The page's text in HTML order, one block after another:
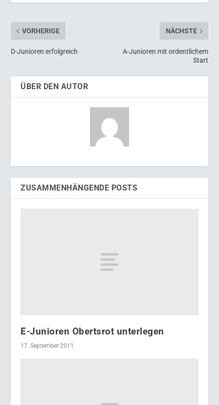
VORHERIGE
D-Junioren erfolgreich
NÄCHSTE
A-Junioren mit ordentlichem
Start
ÜBER DEN AUTOR
ZUSAMMENHÄNGENDE POSTS
E-Junioren Obertsrot unterlegen
17. September 2011